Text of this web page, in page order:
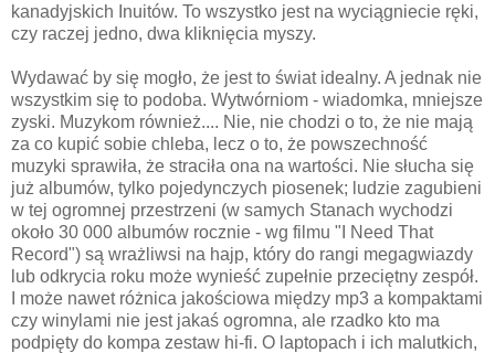
kanadyjskich Inuitów. To wszystko jest na wyciągniecie ręki,
czy raczej jedno, dwa kliknięcia myszy.
Wydawać by się mogło, że jest to świat idealny. A jednak nie
wszystkim się to podoba. Wytwórniom - wiadomka, mniejsze
zyski. Muzykom również.... Nie, nie chodzi o to, że nie mają
za co kupić sobie chleba, lecz o to, że powszechność
muzyki sprawiła, że straciła ona na wartości. Nie słucha się
już albumów, tylko pojedynczych piosenek; ludzie zagubieni
w tej ogromnej przestrzeni (w samych Stanach wychodzi
około 30 000 albumów rocznie - wg filmu "I Need That
Record") są wrażliwsi na hajp, który do rangi megagwiazdy
lub odkrycia roku może wynieść zupełnie przeciętny zespół.
I może nawet różnica jakościowa między mp3 a kompaktami
czy winylami nie jest jakaś ogromna, ale rzadko kto ma
podpięty do kompa zestaw hi-fi. O laptopach i ich malutkich,